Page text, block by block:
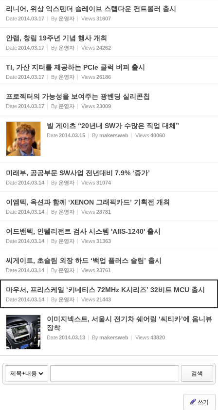
리니어, 위상 익스텐더 슬레이브 스텝다운 컨트롤러 출시
Date2014.03.17 By 운영자 Views 31607
안랩, 창립 19주년 기념 행사 개최
Date2014.03.17 By 운영자 Views 24262
TI, 가산 지터를 제공하는 PCIe 클럭 버퍼 출시
Date2014.03.17 By 운영자 Views 26186
프로젝터의 가능성을 보여주는 광벤딩 실리콘칩
Date2014.03.17 By 운영자 Views 23009
빌 게이츠 “20년내 SW가 수많은 직업 대체”
Date2014.03.15 Bymakersweb Views 40060
미래부, 공공부문 SW사업 전년대비 7.9% ‘증가’
Date2014.03.14 By 운영자 Views 31074
이엠텍, 옥션과 함께 ‘XENON 그래픽카드’ 기획전 개최
Date2014.03.14 By 운영자 Views 28781
어드밴텍, 인텔리전트 검사 시스템 'AIIS-1240' 출시
Date2014.03.14 By 운영자 Views 31363
씨게이트, 초슬림 외장 하드 ‘백업 플러스 슬림’ 출시
Date2014.03.14 By 운영자 Views 23761
마우서, 프리스케일 ‘키네티스 72MHz K시리즈’ 32비트 MCU 출시
Date2014.03.14 By 운영자 Views 21443
이미지넥스트, 서울시 전기차 쉐어링 ‘씨티카’에 옴니뷰
장착
Date2014.03.13 Bymakersweb Views 43820
검색
쓰기